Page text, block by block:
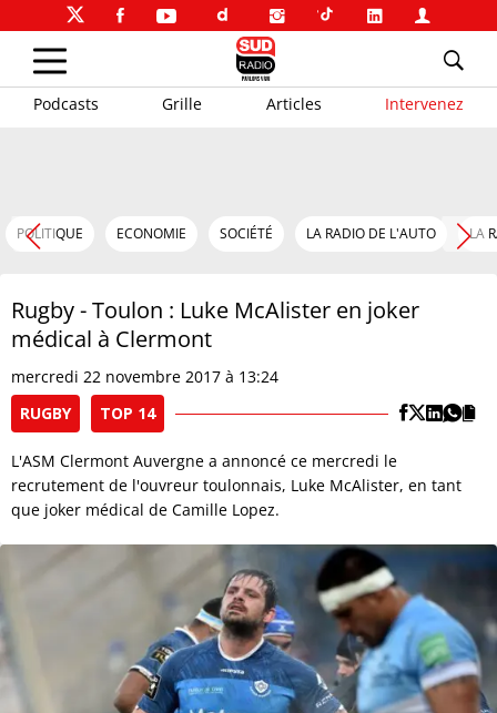
Podcasts Grille Articles Intervenez
POLITIQUE ECONOMIE SOCIÉTÉ LA RADIO DE L'AUTO LA
Rugby - Toulon : Luke McAlister en joker
médical à Clermont
mercredi 22 novembre 2017 à 13:24
RUGBY
TOP 14
L'ASM Clermont Auvergne a annoncé ce mercredi le
recrutement de l'ouvreur toulonnais, Luke McAlister, en tant
que joker médical de Camille Lopez.